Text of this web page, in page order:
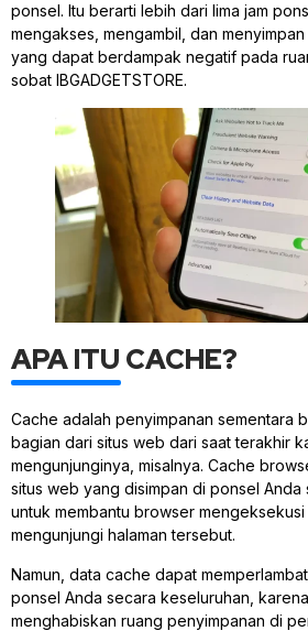
ponsel. Itu berarti lebih dari lima jam
mengakses, mengambil, dan
yang dapat berdampak negatif pada
sobat IBGADGETSTORE.
APA ITU CACHE?
Cache adalah penyimpanan sementara
bagian dari situs web dari saat terakhir
mengunjunginya, misalnya. Cache
situs web yang disimpan di ponsel Anda
untuk membantu browser
mengunjungi halaman tersebut.
Namun, data cache dapat
ponsel Anda secara keseluruhan,
menghabiskan ruang penyimpanan di